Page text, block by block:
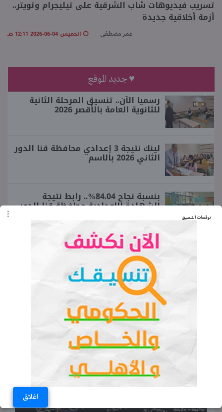
توقعات التنسيق
اغلاق
تسريب فيديوهات شاب الشرقية على تيليجرام وتويتر..
أزمة أخلاقية جديدة
عمر مصطفى الخميس 04-06-2026 12:11 صـ
♥ جديد الموقع
رسميا الآن.. تنسيق المرحلة الثانية
للثانوية العامة بالأقصر 2026
لينك نتيجة 3 إعدادي محافظة قنا الدور
الثاني 2026 بالاسم
بنسبة نجاح 84.04%.. رابط نتيجة
الشهادة الإعدادية محافظة قنا الدور
عبدالرحمن السيد عبدول يهاجم النظام
المصري.. المصريين: «أكيد إخواني»
(فيديو)
البنوك المخصصة لدفع سعر حج القرعة
2027 لجميع الفائزين
♥ ترند اليوم